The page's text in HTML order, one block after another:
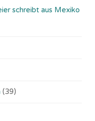
schreibt aus Mexiko
(39)